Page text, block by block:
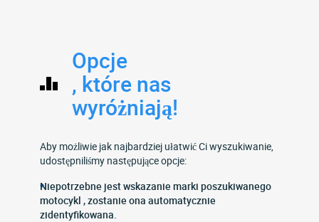
Opcje
, które nas
wyróżniają!
Aby możliwie jak najbardziej ułatwić Ci wyszukiwanie,
udostępniliśmy następujące opcje:
Niepotrzebne jest wskazanie marki poszukiwanego
motocykl , zostanie ona automatycznie
zidentyfikowana.